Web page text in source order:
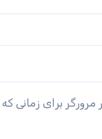
برای زمانی